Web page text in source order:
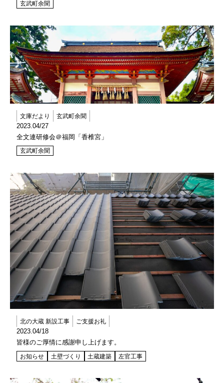
玄武町余聞
文庫だより 玄武町余聞
2023.04/27
全文連研修会＠福岡「香椎宮」
玄武町余聞
北の大蔵 新設工事 ご支援お礼
2023.04/18
皆様のご厚情に感謝申し上げます。
お知らせ 土壁づくり 土蔵建築 左官工事